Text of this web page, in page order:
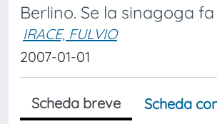
Berlino. Se la sinagoga
IRACE, FULVIO
2007-01-01
Scheda breve
Scheda